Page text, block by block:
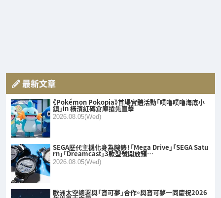
最新文章
《Pokémon Pokopia》首場實體活動「噗嚕噗嚕海底小
鎮」in 橫濱紅磚倉庫搶先直擊
2026.08.05(Wed)
SEGA歷代主機化身為腕錶！「Mega Drive」「SEGA Satu
rn」「Dreamcast」3款型號開放預…
2026.08.05(Wed)
歐洲太空總署與「寶可夢」合作。與寶可夢一同慶祝2026